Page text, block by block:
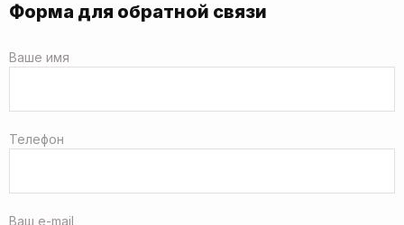
Форма для обратной связи
Ваше имя
Телефон
Ваш e-mail